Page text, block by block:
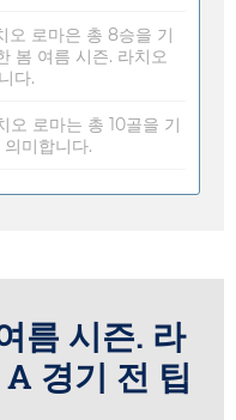
오 로마은 총 8승을 기
봄 여름 시즌. 라치오
다.
오 로마는 총 10골을 기
미합니다.
름 시즌. 라
경기 전 팁